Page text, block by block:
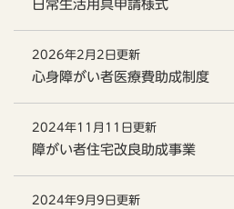
日常生活用具申請様式
2026年2月2日更新
心身障がい者医療費助成制度
2024年11月11日更新
障がい者住宅改良助成事業
2024年9月9日更新